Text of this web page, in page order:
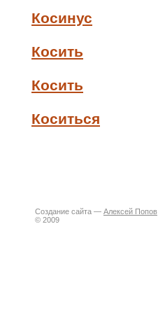
Косинус
Косить
Косить
Коситься
Создание сайта — Алексей Попов
© 2009